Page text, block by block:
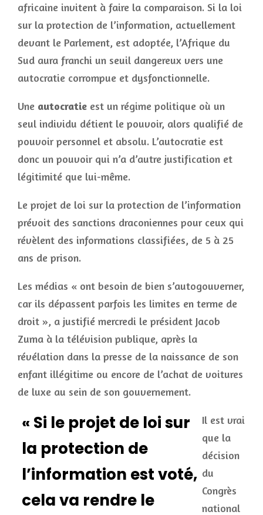
africaine invitent à faire la comparaison. Si la loi
sur la protection de l’information, actuellement
devant le Parlement, est adoptée, l’Afrique du
Sud aura franchi un seuil dangereux vers une
autocratie corrompue et dysfonctionnelle.
Une autocratie est un régime politique où un
seul individu détient le pouvoir, alors qualifié de
pouvoir personnel et absolu. L’autocratie est
donc un pouvoir qui n’a d’autre justification et
légitimité que lui-même.
Le projet de loi sur la protection de l’information
prévoit des sanctions draconiennes pour ceux qui
révèlent des informations classifiées, de 5 à 25
ans de prison.
Les médias « ont besoin de bien s’autogouverner,
car ils dépassent parfois les limites en terme de
droit », a justifié mercredi le président Jacob
Zuma à la télévision publique, après la
révélation dans la presse de la naissance de son
enfant illégitime ou encore de l’achat de voitures
de luxe au sein de son gouvernement.
« Si le projet de loi sur
la protection de
l’information est voté,
cela va rendre le
Il est vrai
que la
décision
du
Congrès
national